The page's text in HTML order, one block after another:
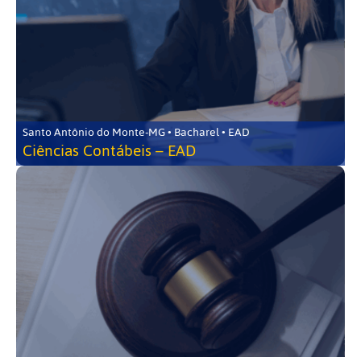
Santo Antônio do Monte-MG • Bacharel • EAD
Ciências Contábeis – EAD